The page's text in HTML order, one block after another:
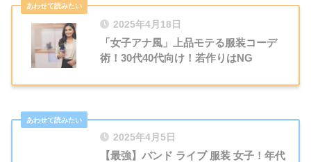
2025年4月18日
「女子アナ風」上品モテる服装コーデ
術！30代40代向け！若作りはNG
2025年4月5日
【最強】バンド ライブ 服装 女子！年代